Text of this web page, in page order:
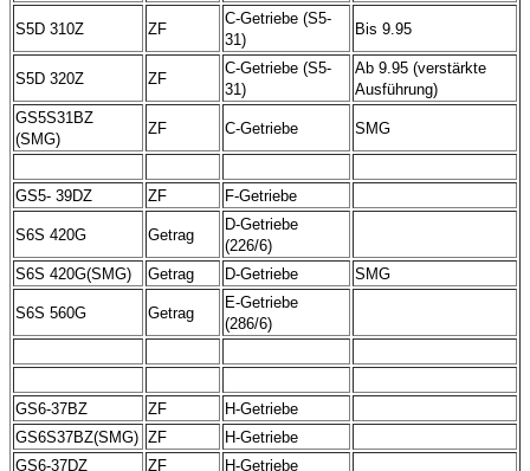
S5D 310Z ZF
C-Getriebe (S5-
31)
Bis 9.95
S5D 320Z ZF
C-Getriebe (S5-
31)
Ab 9.95 (verstärkte
Ausführung)
GS5S31BZ
(SMG)
ZF C-Getriebe SMG
GS5- 39DZ ZF F-Getriebe
S6S 420G Getrag
D-Getriebe
(226/6)
S6S 420G(SMG)
Getrag D-Getriebe SMG
S6S 560G Getrag
E-Getriebe
(286/6)
GS6-37BZ ZF
H-Getriebe
GS6S37BZ(SMG) ZF
H-Getriebe
GS6-37DZ
ZF
H-Getriebe